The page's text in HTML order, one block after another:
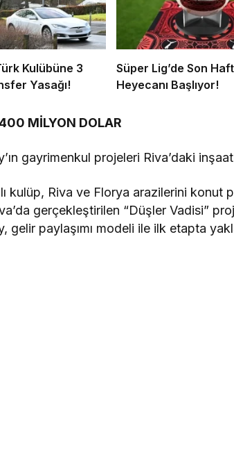
Kulübüne 3
Yasağı!
Süper Lig’de Son
Heyecanı Başlıyor!
MİLYON DOLAR
gayrimenkul projeleri Riva’daki
kulüp, Riva ve Florya arazilerini konut
gerçekleştirilen “Düşler Vadisi”
gelir paylaşımı modeli ile ilk etapta